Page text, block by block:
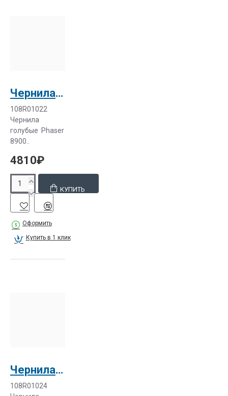
Чернила голубые Xerox Phaser 8900 (108R01022)
108R01022
Чернила
голубые Phaser
8900..
4810₽
КУПИТЬ
Оформить
Купить в 1 клик
Чернила желтые Xerox Phaser 8900 (6x2.82k)
108R01024